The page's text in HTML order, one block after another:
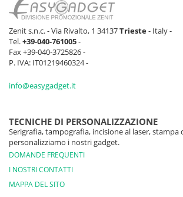
Zenit s.n.c. - Via Rivalto, 1 34137Trieste- Italy -
Tel.+39-040-761005-
Fax +39-040-3725826 -
P. IVA: IT01219460324 -
info@easygadget.it
TECNICHE DI PERSONALIZZAZIONE
Serigrafia, tampografia, incisione al laser, stampa
personalizziamo i nostri gadget.
DOMANDE FREQUENTI
I NOSTRI CONTATTI
MAPPA DEL SITO